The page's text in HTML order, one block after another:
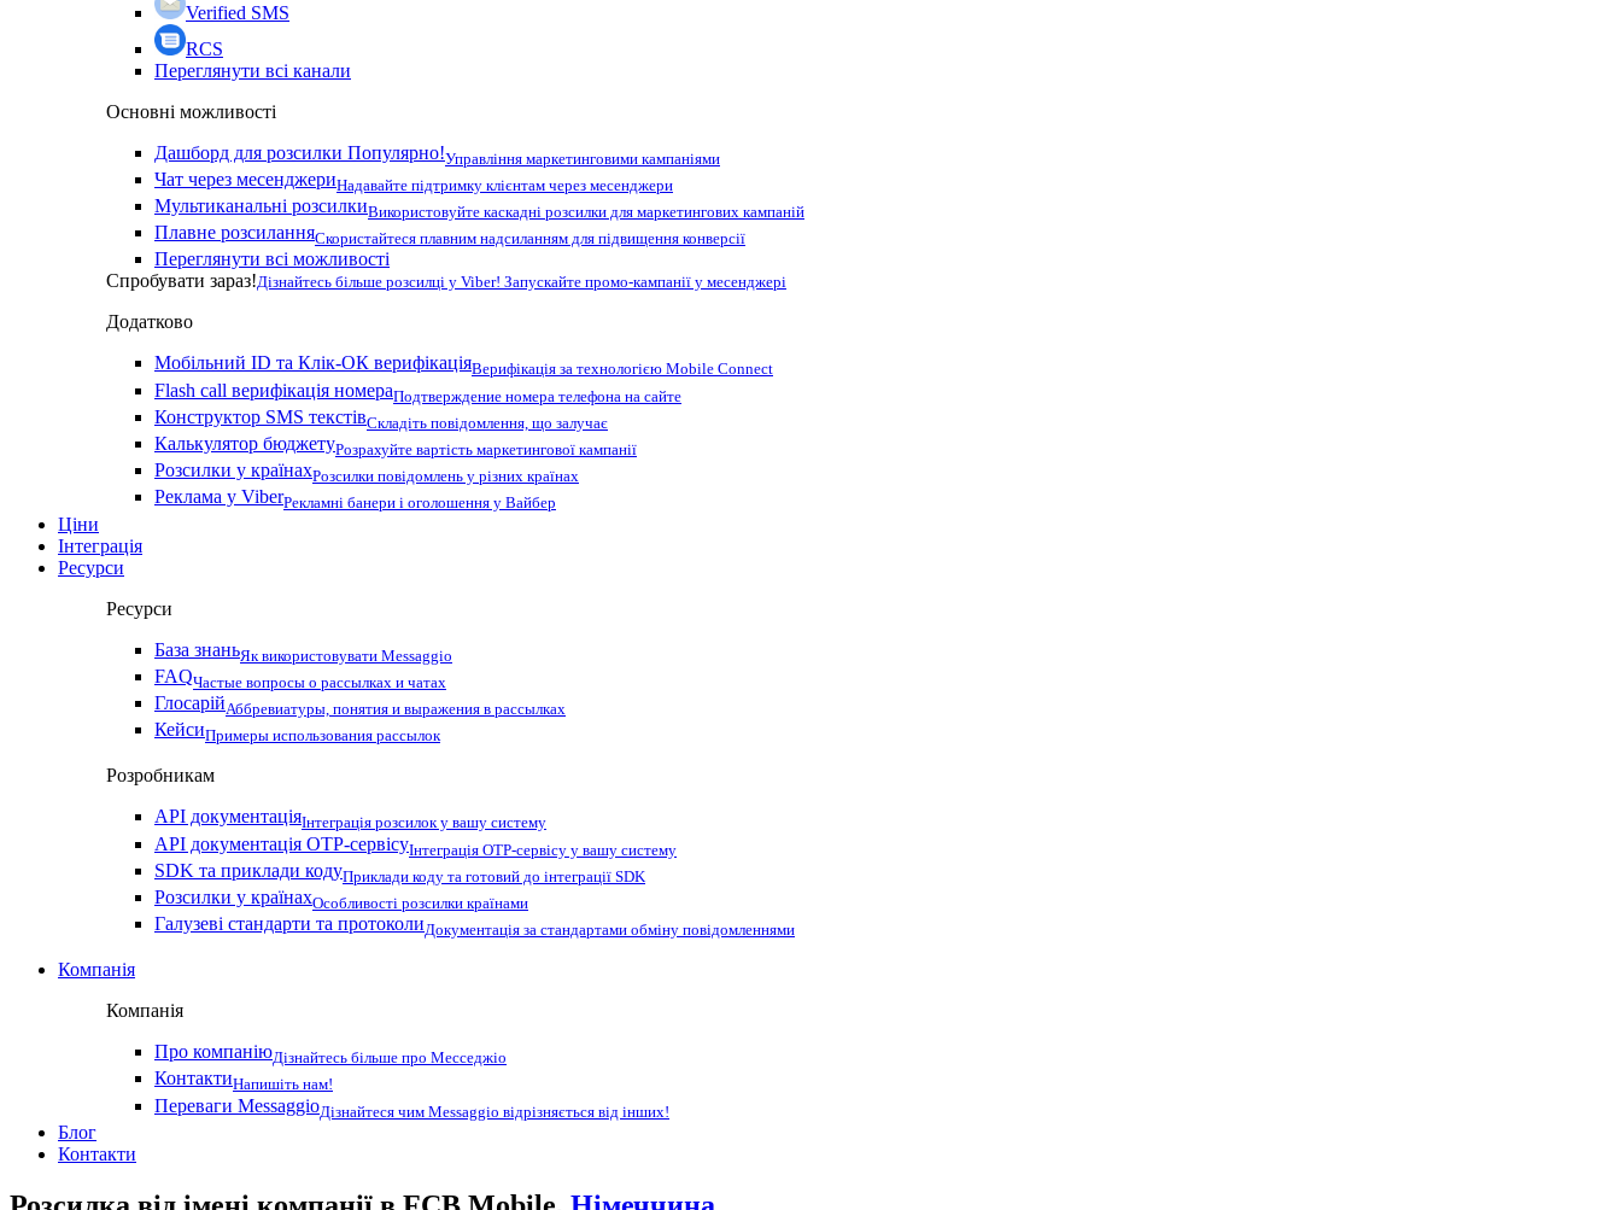
Verified SMS
RCS
Переглянути всі канали
Основні можливості
Дашборд для розсилки Популярно!Управління маркетинговими кампаніями
Чат через месенджериНадавайте підтримку клієнтам через месенджери
Мультиканальні розсилкиВикористовуйте каскадні розсилки для маркетингових кампаній
Плавне розсиланняСкористайтеся плавним надсиланням для підвищення конверсії
Переглянути всі можливості
Спробувати зараз!Дізнайтесь більше розсилці у Viber! Запускайте промо-кампанії у месенджері
Додатково
Мобільний ID та Клік-ОК верифікаціяВерифікація за технологією Mobile Connect
Flash call верифікація номераПодтверждение номера телефона на сайте
Конструктор SMS текстівСкладіть повідомлення, що залучає
Калькулятор бюджетуРозрахуйте вартість маркетингової кампанії
Розсилки у країнахРозсилки повідомлень у різних країнах
Реклама у ViberРекламні банери і оголошення у Вайбер
Ціни
Інтеграція
Ресурси
Ресурси
База знаньЯк використовувати Messaggio
FAQЧастые вопросы о рассылках и чатах
ГлосарійАббревиатуры, понятия и выражения в рассылках
КейсиПримеры использования рассылок
Розробникам
API документаціяІнтеграція розсилок у вашу систему
API документація OTP-сервісуІнтеграція OTP-сервісу у вашу систему
SDK та приклади кодуПриклади коду та готовий до інтеграції SDK
Розсилки у країнахОсобливості розсилки країнами
Галузеві стандарти та протоколиДокументація за стандартами обміну повідомленнями
Компанія
Компанія
Про компаніюДізнайтесь більше про Месседжіо
КонтактиНапишіть нам!
Переваги MessaggioДізнайтеся чим Messaggio відрізняється від інших!
Блог
Контакти